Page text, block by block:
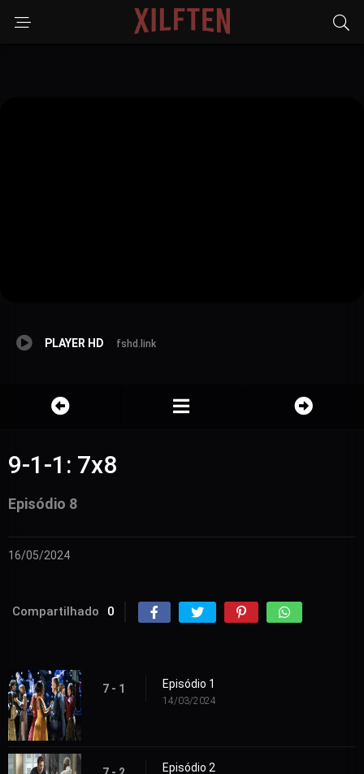
PLAYER HD fshd.link
9-1-1: 7x8
Episódio 8
16/05/2024
Compartilhado 0
7 - 1 Episódio 1
14/03/2024
Episódio 2